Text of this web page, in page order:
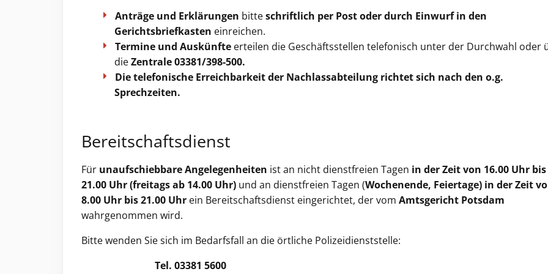
Anträge und Erklärungen bitteschriftlich per Postoder durch Einwurf in den
Gerichtsbriefkasten einreichen.
Termine und Auskünfteerteilen die Geschäftsstellen telefonisch unter der Durchwahl oder
dieZentrale 03381/398-500.
Die telefonische Erreichbarkeit der Nachlassabteilung richtet sich nach den o.g.
Sprechzeiten.
Bereitschaftsdienst
Für unaufschiebbare Angelegenheiten ist an nicht dienstfreien Tagen in der Zeit von 16.00 Uhr bis
21.00 Uhr (freitags ab 14.00 Uhr) und an dienstfreien Tagen (Wochenende, Feiertage) in der Zeit
8.00 Uhr bis 21.00 Uhr ein Bereitschaftsdienst eingerichtet, der vom Amtsgericht Potsdam
wahrgenommen wird.
Bitte wenden Sie sich im Bedarfsfall an die örtliche Polizeidienststelle:
Tel. 03381 5600